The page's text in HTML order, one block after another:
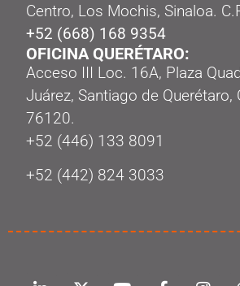
Centro, Los Mochis, Sinaloa.
+52 (668) 168 9354
OFICINA QUERÉTARO:
Acceso III Loc. 16A, Plaza
Juárez, Santiago de Querétaro,
76120.
‭+52 (446) 133 8091‬
+52 (442) 824 3033